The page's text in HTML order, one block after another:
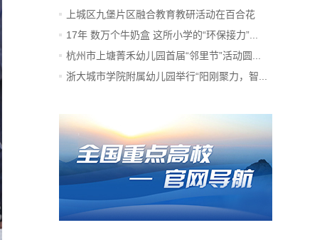
上城区九堡片区融合教育教研活动在百合花
幼...
17年 数万个牛奶盒 这所小学的“环保接力”...
杭州市上塘菁禾幼儿园首届“邻里节”活动圆...
浙大城市学院附属幼儿园举行“阳刚聚力，智...